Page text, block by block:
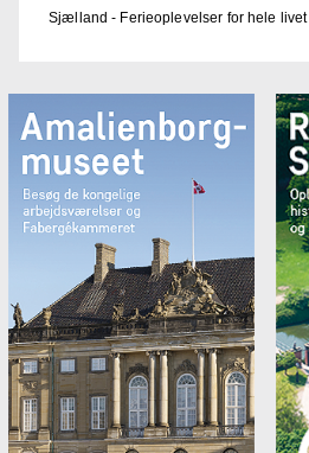
Sjælland - Ferieoplevelser for hele livet